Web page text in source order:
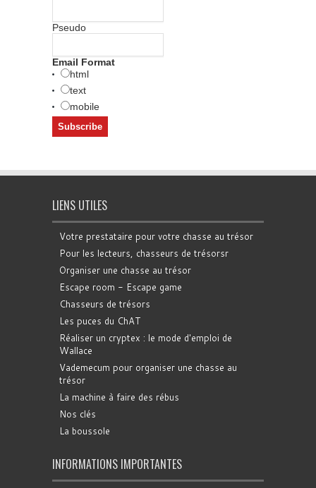
Pseudo
Email Format
html
text
mobile
LIENS UTILES
Votre prestataire pour votre chasse au trésor
Pour les lecteurs, chasseurs de trésorsr
Organiser une chasse au trésor
Escape room - Escape game
Chasseurs de trésors
Les puces du ChAT
Réaliser un cryptex : le mode d'emploi de
Wallace
Vademecum pour organiser une chasse au
trésor
La machine à faire des rébus
Nos clés
La boussole
INFORMATIONS IMPORTANTES